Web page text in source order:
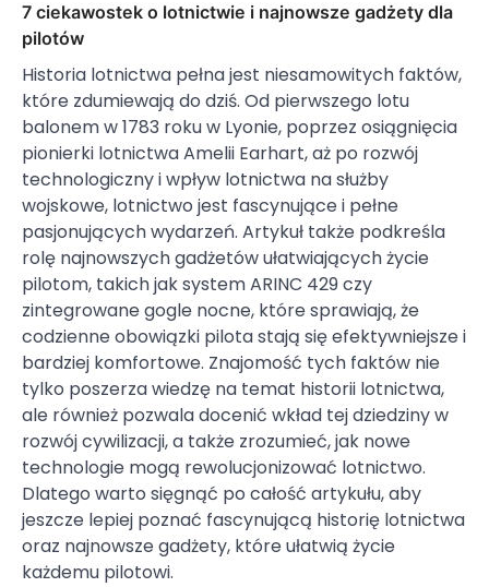
7 ciekawostek o lotnictwie i najnowsze gadżety dla
pilotów
Historia lotnictwa pełna jest niesamowitych faktów,
które zdumiewają do dziś. Od pierwszego lotu
balonem w 1783 roku w Lyonie, poprzez osiągnięcia
pionierki lotnictwa Amelii Earhart, aż po rozwój
technologiczny i wpływ lotnictwa na służby
wojskowe, lotnictwo jest fascynujące i pełne
pasjonujących wydarzeń. Artykuł także podkreśla
rolę najnowszych gadżetów ułatwiających życie
pilotom, takich jak system ARINC 429 czy
zintegrowane gogle nocne, które sprawiają, że
codzienne obowiązki pilota stają się efektywniejsze i
bardziej komfortowe. Znajomość tych faktów nie
tylko poszerza wiedzę na temat historii lotnictwa,
ale również pozwala docenić wkład tej dziedziny w
rozwój cywilizacji, a także zrozumieć, jak nowe
technologie mogą rewolucjonizować lotnictwo.
Dlatego warto sięgnąć po całość artykułu, aby
jeszcze lepiej poznać fascynującą historię lotnictwa
oraz najnowsze gadżety, które ułatwią życie
każdemu pilotowi.